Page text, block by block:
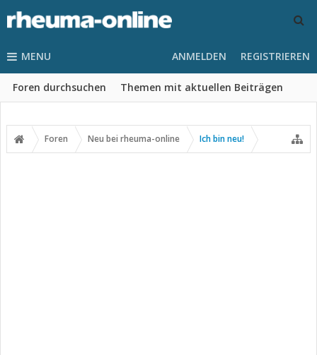
MENU
Foren durchsuchen Themen mit aktuellen Beiträgen
ANMELDEN REGISTRIEREN
Foren Neu bei rheuma-online Ich bin neu!